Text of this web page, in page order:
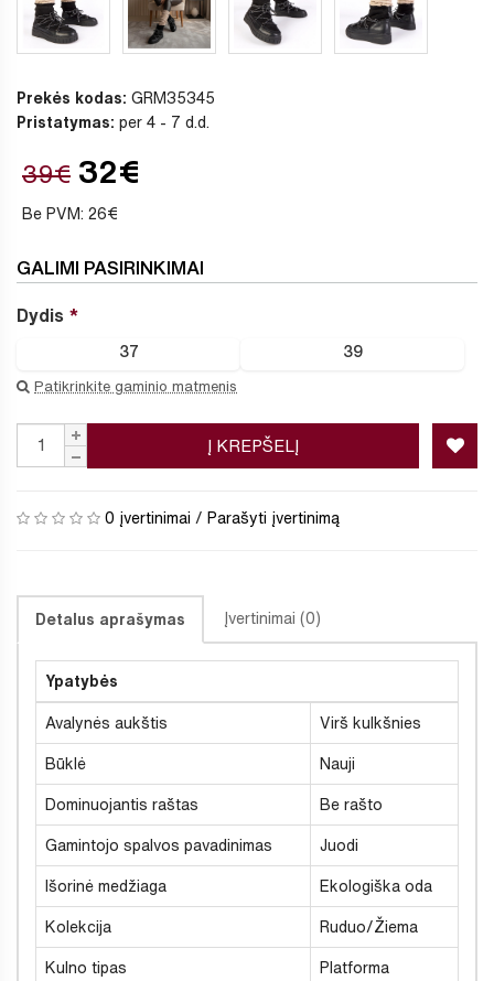
Prekės kodas: GRM35345
Pristatymas: per 4 - 7 d.d.
39€ 32€
Be PVM: 26€
GALIMI PASIRINKIMAI
Dydis
37 39
Patikrinkite gaminio matmenis
Į KREPŠELĮ
0 įvertinimai / Parašyti įvertinimą
Detalus aprašymas Įvertinimai (0)
Ypatybės
Avalynės aukštis Virš kulkšnies
Būklė Nauji
Dominuojantis raštas Be rašto
Gamintojo spalvos pavadinimas Juodi
Išorinė medžiaga Ekologiška oda
Kolekcija Ruduo/Žiema
Kulno tipas Platforma